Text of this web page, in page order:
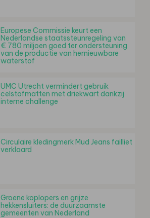
Europese Commissie keurt een
Nederlandse staatssteunregeling van
€ 780 miljoen goed ter ondersteuning
van de productie van hernieuwbare
waterstof
UMC Utrecht vermindert gebruik
celstofmatten met driekwart dankzij
interne challenge
Circulaire kledingmerk Mud Jeans failliet
verklaard
Groene koplopers en grijze
hekkensluiters: de duurzaamste
gemeenten van Nederland